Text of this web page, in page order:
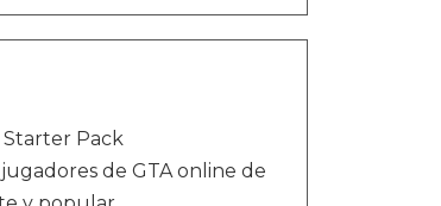
Pack
de GTA online de